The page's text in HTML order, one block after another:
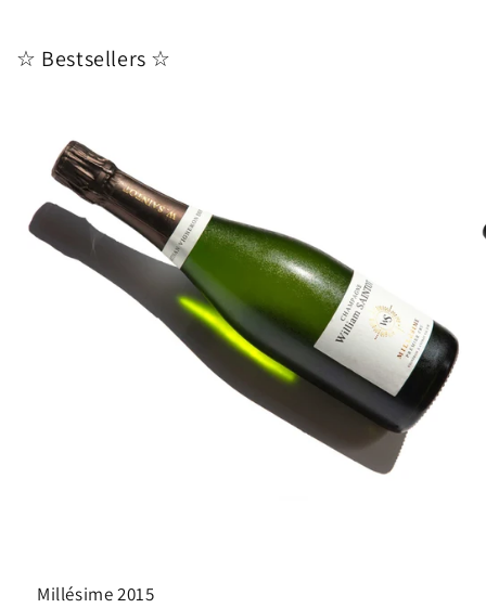
☆ Bestsellers ☆
Millésime 2015